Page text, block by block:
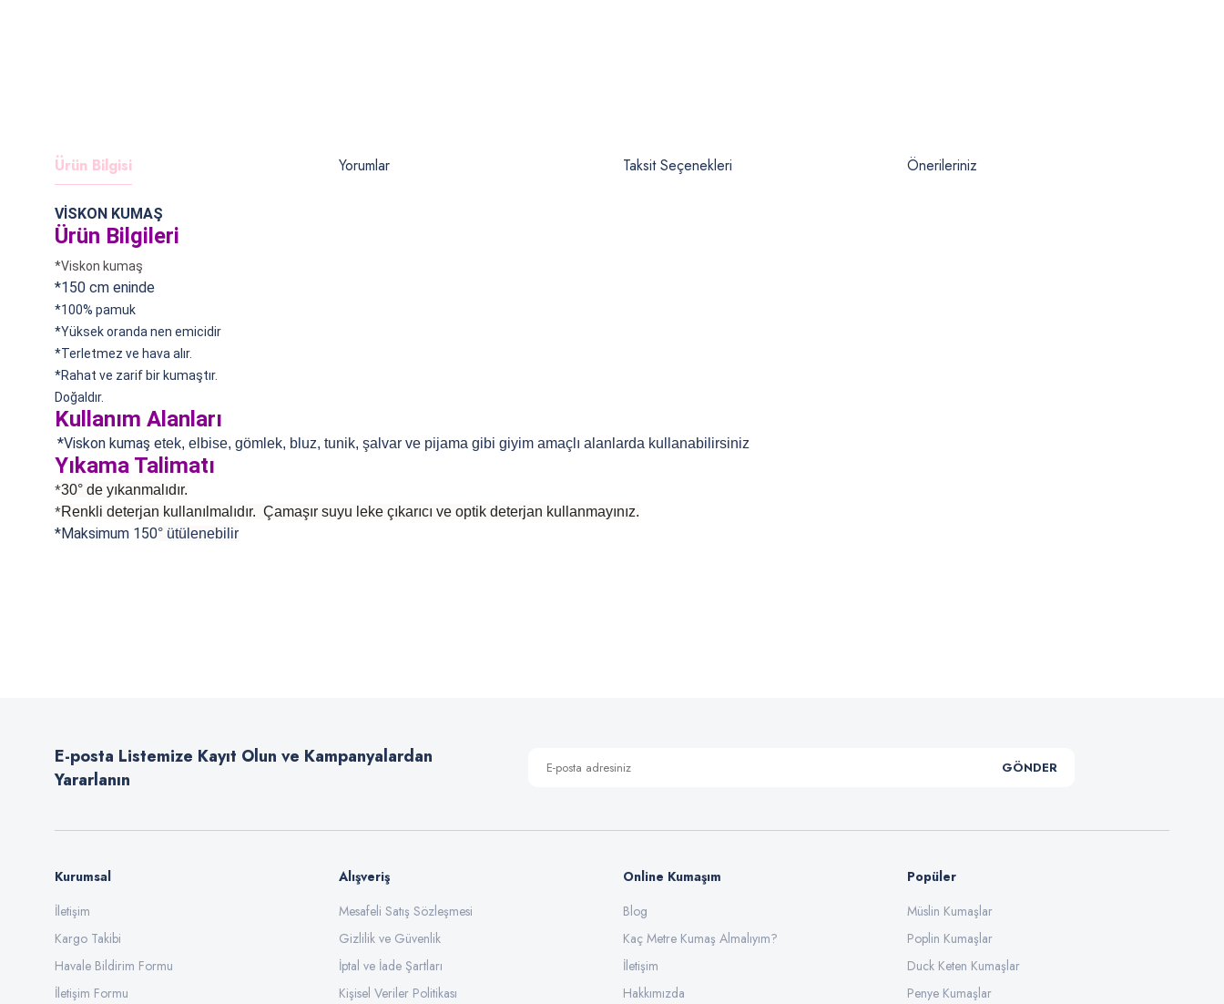
Ürün Bilgisi Yorumlar Taksit Seçenekleri Önerileriniz
VİSKON KUMAŞ
Ürün Bilgileri
*Viskon kumaş
*150 cm eninde
*100% pamuk
*Yüksek oranda nen emicidir
*Terletmez ve hava alır.
*Rahat ve zarif bir kumaştır.
Doğaldır.
Kullanım Alanları
*Viskon kumaş etek, elbise, gömlek, bluz, tunik, şalvar ve pijama gibi giyim amaçlı alanlarda kullanabilirsiniz
Yıkama Talimatı
*30° de yıkanmalıdır.
*Renkli deterjan kullanılmalıdır. Çamaşır suyu leke çıkarıcı ve optik deterjan kullanmayınız.
*Maksimum 150° ütülenebilir
Ürün bilgilerinde hatalar bulunuyor.
Ürün fiyatı diğer sitelerden daha pahalı.
Gönder
E-posta Listemize Kayıt Olun ve Kampanyalardan
Yararlanın
GÖNDER
Kurumsal
İletişim
Kargo Takibi
Havale Bildirim Formu
İletişim Formu
Alışveriş
Mesafeli Satış Sözleşmesi
Gizlilik ve Güvenlik
İptal ve İade Şartları
Kişisel Veriler Politikası
Online Kumaşım
Blog
Kaç Metre Kumaş Almalıyım?
İletişim
Hakkımızda
Popüler
Müslin Kumaşlar
Poplin Kumaşlar
Duck Keten Kumaşlar
Penye Kumaşlar